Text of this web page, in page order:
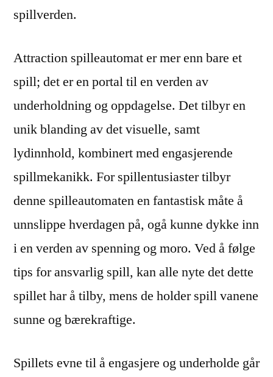
spillverden.
Attraction spilleautomat er mer enn bare et
spill; det er en portal til en verden av
underholdning og oppdagelse. Det tilbyr en
unik blanding av det visuelle, samt
lydinnhold, kombinert med engasjerende
spillmekanikk. For spillentusiaster tilbyr
denne spilleautomaten en fantastisk måte å
unnslippe hverdagen på, ogå kunne dykke inn
i en verden av spenning og moro. Ved å følge
tips for ansvarlig spill, kan alle nyte det dette
spillet har å tilby, mens de holder spill vanene
sunne og bærekraftige.
Spillets evne til å engasjere og underholde går